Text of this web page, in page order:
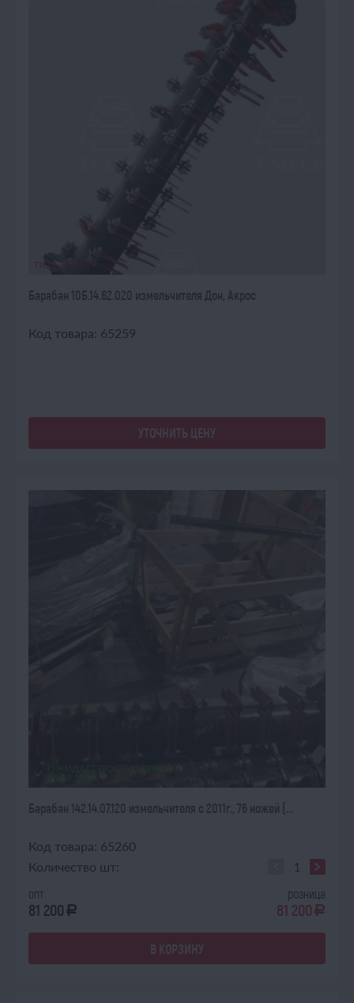
ПОД ЗАКАЗ
Барабан 10Б.14.62.020 измельчителя Дон, Акрос
Код товара: 65259
УТОЧНИТЬ ЦЕНУ
Барабан 142.14.07.120 измельчителя с 2011г., 76 ножей (...
Код товара: 65260
Количество шт:
опт
81 200 a
розница
81 200 a
В КОРЗИНУ